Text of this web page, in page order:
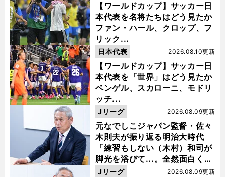
【ワールドカップ】サッカー日
本代表を名将たちはどう見たか
ファン・ハール、クロップ、フ
リック...
【ワールドカップ】サッカー日
本代表を「世界」はどう見たか
ベンゲル、スカローニ、モドリ
ッチ...
2026.08.10更新
日本代表
元なでしこジャパン監督・佐々
木則夫が振り返る明治大時代
「練習もしない（木村）和司が
脚光を浴びて...。全然面白くな
い４年間でした」
2026.08.09更新
Jリーグ
2026.08.09更新
Jリーグ